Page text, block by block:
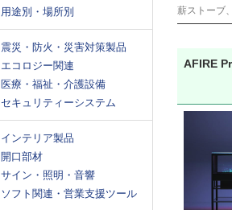
用途別・場所別
震災・防火・災害対策製品
エコロジー関連
医療・福祉・介護設備
セキュリティーシステム
インテリア製品
開口部材
サイン・照明・音響
ソフト関連・営業支援ツール
薪ストーブ
AFIRE